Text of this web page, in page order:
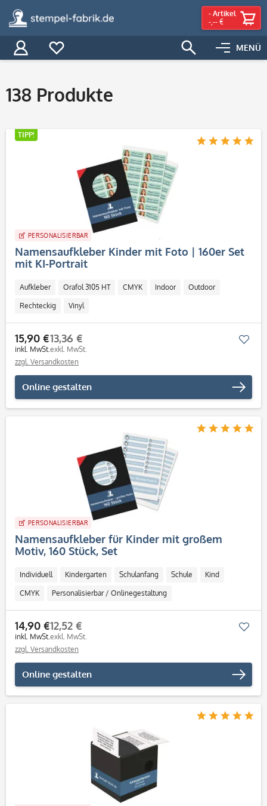
MENÜ
- Artikel
-,-- €
138 Produkte
TIPP!
PERSONALISIERBAR
Namensaufkleber Kinder mit Foto | 160er Set
mit KI-Portrait
Aufkleber Orafol 3105 HT CMYK Indoor Outdoor
Rechteckig Vinyl
15,90 €
inkl. MwSt.
13,36 €
exkl. MwSt.
zzgl. Versandkosten
Online gestalten
PERSONALISIERBAR
Namensaufkleber für Kinder mit großem
Motiv, 160 Stück, Set
Individuell Kindergarten Schulanfang Schule Kind
CMYK Personalisierbar / Onlinegestaltung
14,90 €
inkl. MwSt.
12,52 €
exkl. MwSt.
zzgl. Versandkosten
Online gestalten